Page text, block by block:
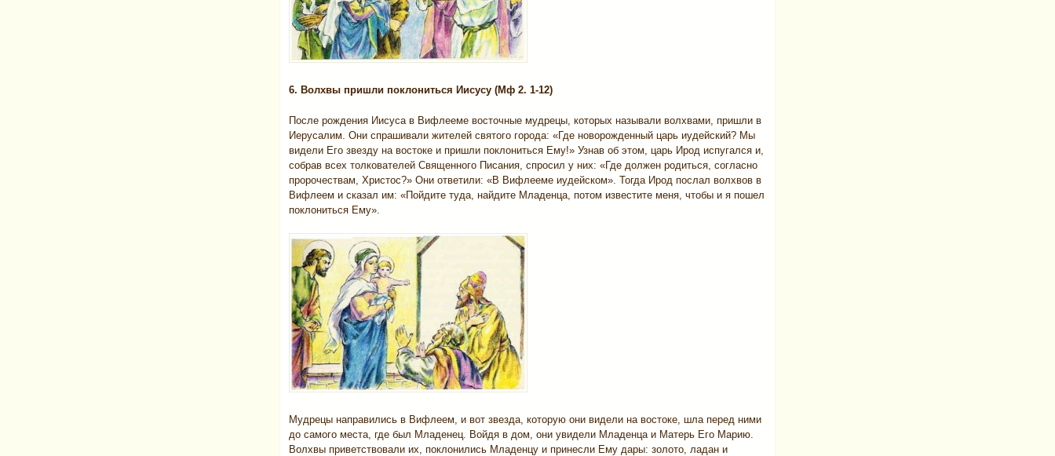
6. Волхвы пришли поклониться Иисусу (Мф 2. 1-12)
После рождения Иисуса в Вифлееме восточные мудрецы, которых называли волхвами, пришли в
Иерусалим. Они спрашивали жителей святого города: «Где новорожденный царь иудейский? Мы
видели Его звезду на востоке и пришли поклониться Ему!» Узнав об этом, царь Ирод испугался и,
собрав всех толкователей Священного Писания, спросил у них: «Где должен родиться, согласно
пророчествам, Христос?» Они ответили: «В Вифлееме иудейском». Тогда Ирод послал волхвов в
Вифлеем и сказал им: «Пойдите туда, найдите Младенца, потом известите меня, чтобы и я пошел
поклониться Ему».
Мудрецы направились в Вифлеем, и вот звезда, которую они видели на востоке, шла перед ними
до самого места, где был Младенец. Войдя в дом, они увидели Младенца и Матерь Его Марию.
Волхвы приветствовали их, поклонились Младенцу и принесли Ему дары: золото, ладан и